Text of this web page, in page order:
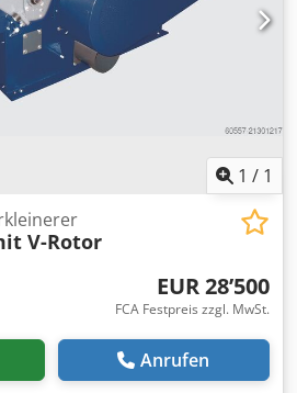
Höhe über Flur ca. : 2.800 mm
t Zusatzausstattung Maschine
einen Walzenvorschub
200, Baujahr 2002
1 / 1
V-Rotor
EUR 28’500
FCA Festpreis zzgl. MwSt.
Anrufen